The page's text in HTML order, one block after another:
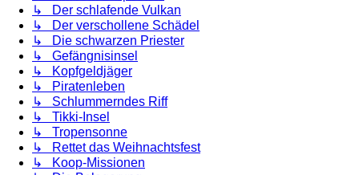
↳ Der schlafende Vulkan
↳ Der verschollene Schädel
↳ Die schwarzen Priester
↳ Gefängnisinsel
↳ Kopfgeldjäger
↳ Piratenleben
↳ Schlummerndes Riff
↳ Tikki-Insel
↳ Tropensonne
↳ Rettet das Weihnachtsfest
↳ Koop-Missionen